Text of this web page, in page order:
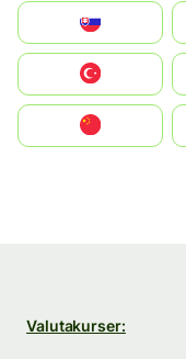
United States
中國香港特別行政區
Valutakurser: